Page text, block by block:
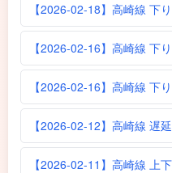
【2026-02-18】高崎線 下
【2026-02-16】高崎線 下
【2026-02-16】高崎線 下
【2026-02-12】高崎線 遅延
【2026-02-11】高崎線 上